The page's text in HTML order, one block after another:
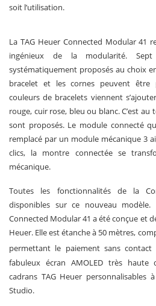
soit l’utilisation.
La TAG Heuer Connected Modular 41
ingénieux de la modularité.
systématiquement proposés au choix
bracelet et les cornes peuvent être
couleurs de bracelets viennent
rouge, cuir rose, bleu ou blanc. C’est
sont proposés. Le module connecté
remplacé par un module mécanique 3
clics, la montre connectée se
mécanique.
Toutes les fonctionnalités de la
disponibles sur ce nouveau modèle.
Connected Modular 41 a été conçue et
Heuer. Elle est étanche à 50 mètres,
permettant le paiement sans
fabuleux écran AMOLED très
cadrans TAG Heuer personnalisables
Studio.